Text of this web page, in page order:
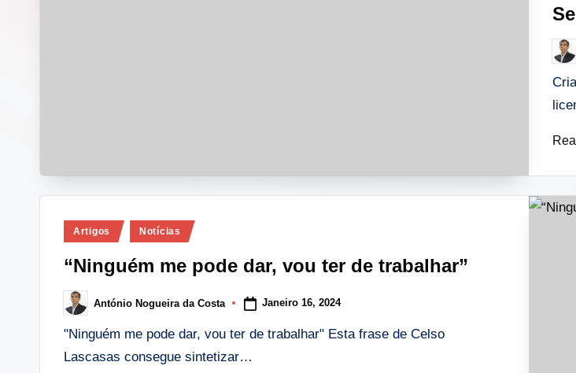
t
by
Posted
Artigos Notícias
“Ninguém me pode dar, vou ter de trabalhar”
Posted
by
António Nogueira da Costa Janeiro 16, 2024
"Ninguém me pode dar, vou ter de trabalhar" Esta frase de Celso
Lascasas consegue sintetizar…